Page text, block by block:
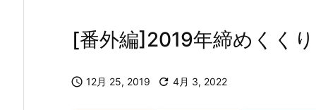
[番外編]2019年締めくくり
 12月 25, 2019  4月 3, 2022